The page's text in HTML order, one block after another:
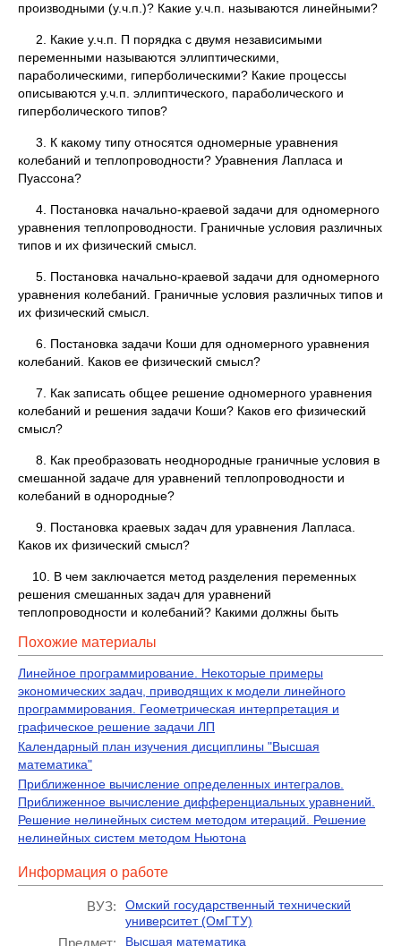
производными (у.ч.п.)? Какие у.ч.п. называются линейными?
2. Какие у.ч.п. П порядка с двумя независимыми
переменными называются эллиптическими,
параболическими, гиперболическими? Какие процессы
описываются у.ч.п. эллиптического, параболического и
гиперболического типов?
3. К какому типу относятся одномерные уравнения
колебаний и теплопроводности? Уравнения Лапласа и
Пуассона?
4. Постановка начально-краевой задачи для одномерного
уравнения теплопроводности. Граничные условия различных
типов и их физический смысл.
5. Постановка начально-краевой задачи для одномерного
уравнения колебаний. Граничные условия различных типов и
их физический смысл.
6. Постановка задачи Коши для одномерного уравнения
колебаний. Каков ее физический смысл?
7. Как записать общее решение одномерного уравнения
колебаний и решения задачи Коши? Каков его физический
смысл?
8. Как преобразовать неоднородные граничные условия в
смешанной задаче для уравнений теплопроводности и
колебаний в однородные?
9. Постановка краевых задач для уравнения Лапласа.
Каков их физический смысл?
10. В чем заключается метод разделения переменных
решения смешанных задач для уравнений
теплопроводности и колебаний? Какими должны быть
Похожие материалы
Линейное программирование. Некоторые примеры
экономических задач, приводящих к модели линейного
программирования. Геометрическая интерпретация и
графическое решение задачи ЛП
Календарный план изучения дисциплины "Высшая
математика"
Приближенное вычисление определенных интегралов.
Приближенное вычисление дифференциальных уравнений.
Решение нелинейных систем методом итераций. Решение
нелинейных систем методом Ньютона
Информация о работе
ВУЗ:
Омский государственный технический
университет (ОмГТУ)
Предмет: Высшая математика